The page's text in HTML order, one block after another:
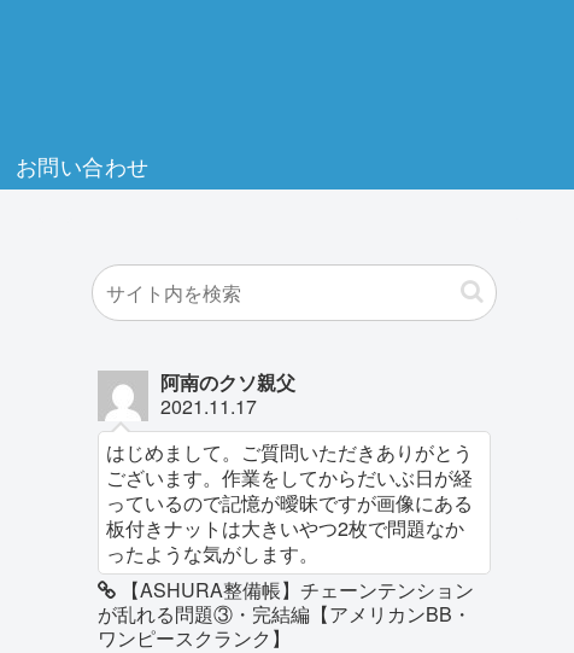
お問い合わせ
阿南のクソ親父
2021.11.17
はじめまして。ご質問いただきありがとう
ございます。作業をしてからだいぶ日が経
っているので記憶が曖昧ですが画像にある
板付きナットは大きいやつ2枚で問題なか
ったような気がします。
【ASHURA整備帳】チェーンテンション
が乱れる問題③・完結編【アメリカンBB・
ワンピースクランク】